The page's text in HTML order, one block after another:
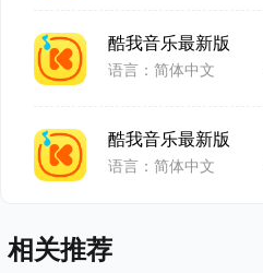
酷我音乐最新版
语言：简体中文
酷我音乐最新版
语言：简体中文
相关推荐